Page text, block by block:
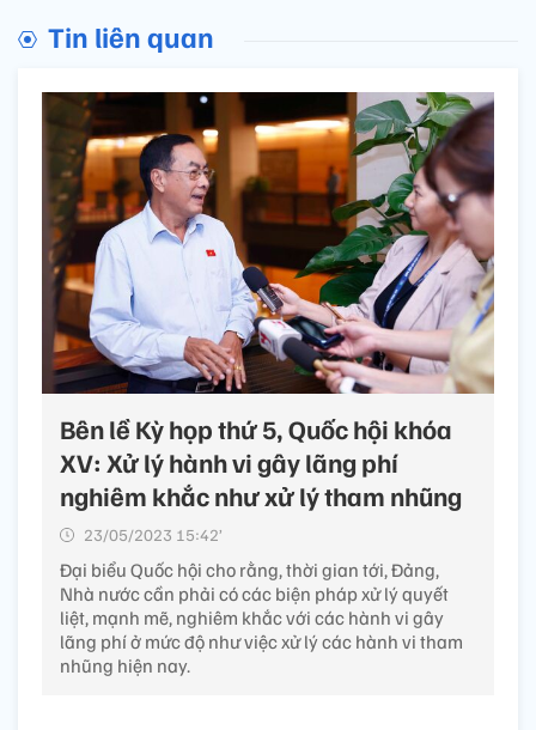
Tin liên quan
Bên lề Kỳ họp thứ 5, Quốc hội khóa
XV: Xử lý hành vi gây lãng phí
nghiêm khắc như xử lý tham nhũng
23/05/2023 15:42’
Đại biểu Quốc hội cho rằng, thời gian tới, Đảng,
Nhà nước cần phải có các biện pháp xử lý quyết
liệt, mạnh mẽ, nghiêm khắc với các hành vi gây
lãng phí ở mức độ như việc xử lý các hành vi tham
nhũng hiện nay.